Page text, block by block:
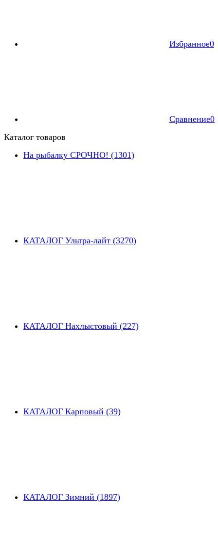
Избранное0
Сравнение0
Каталог товаров
На рыбалку СРОЧНО! (1301)
КАТАЛОГ Ультра-лайт (3270)
КАТАЛОГ Нахлыстовый (227)
КАТАЛОГ Карповый (39)
КАТАЛОГ Зимний (1897)